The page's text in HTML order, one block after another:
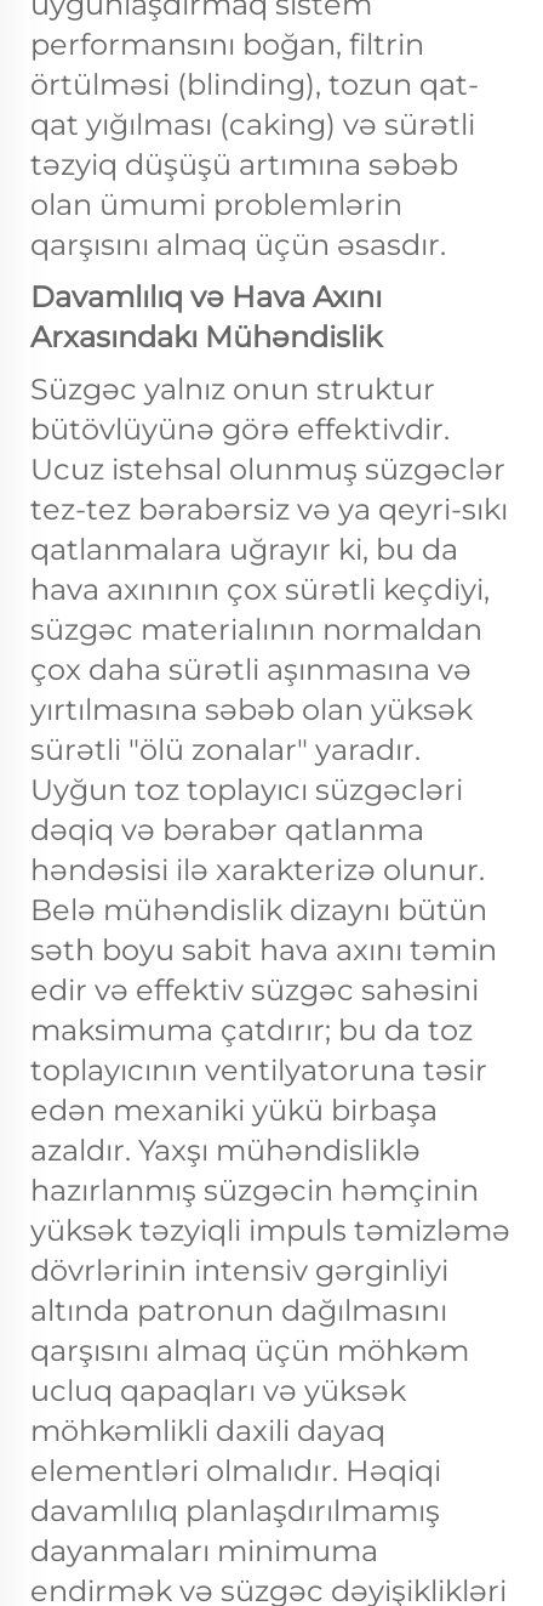
performansını boğan, filtrin
örtülməsi (blinding), tozun qat-
qat yığılması (caking) və sürətli
təzyiq düşüşü artımına səbəb
olan ümumi problemlərin
qarşısını almaq üçün əsasdır.
Davamlılıq və Hava Axını
Arxasındakı Mühəndislik
Süzgəc yalnız onun struktur
bütövlüyünə görə effektivdir.
Ucuz istehsal olunmuş süzgəclər
tez-tez bərabərsiz və ya qeyri-sıkı
qatlanmalara uğrayır ki, bu da
hava axınının çox sürətli keçdiyi,
süzgəc materialının normaldan
çox daha sürətli aşınmasına və
yırtılmasına səbəb olan yüksək
sürətli "ölü zonalar" yaradır.
Uyğun toz toplayıcı süzgəcləri
dəqiq və bərabər qatlanma
həndəsisi ilə xarakterizə olunur.
Belə mühəndislik dizaynı bütün
səth boyu sabit hava axını təmin
edir və effektiv süzgəc sahəsini
maksimuma çatdırır; bu da toz
toplayıcının ventilyatoruna təsir
edən mexaniki yükü birbaşa
azaldır. Yaxşı mühəndisliklə
hazırlanmış süzgəcin həmçinin
yüksək təzyiqli impuls təmizləmə
dövrlərinin intensiv gərginliyi
altında patronun dağılmasını
qarşısını almaq üçün möhkəm
ucluq qapaqları və yüksək
möhkəmlikli daxili dayaq
elementləri olmalıdır. Həqiqi
davamlılıq planlaşdırılmamış
dayanmaları minimuma
endirmək və süzgəc dəyişiklikləri